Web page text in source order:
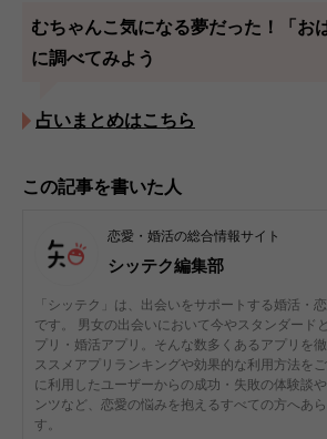
むちゃんこ気になる夢だった！「お
に調べてみよう
占いまとめはこちら
この記事を書いた人
恋愛・婚活の総合情報サイト
シッテク編集部
「シッテク」は、出会いをサポートする婚活・
です。 男女の出会いにおいて今やスタンダード
プリ・婚活アプリ。そんな数多くあるアプリを
ススメアプリランキングや効果的な利用方法を
に利用したユーザーからの成功・失敗の体験談
ンツなど、恋愛の悩みを抱えるすべての方へあ
す。